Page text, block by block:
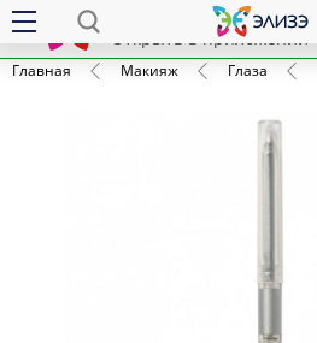
x
Открыть в приложении
Главная Макияж Глаза